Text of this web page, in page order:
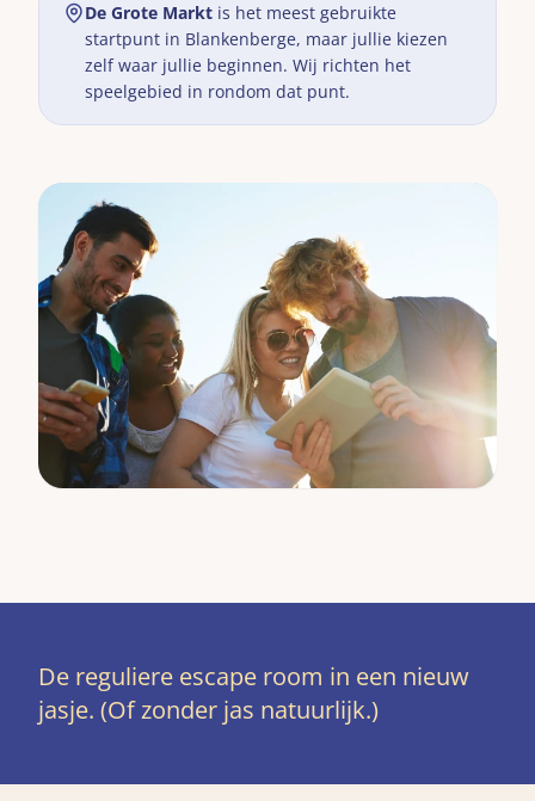
De Grote Markt is het meest gebruikte
startpunt in Blankenberge, maar jullie kiezen
zelf waar jullie beginnen. Wij richten het
speelgebied in rondom dat punt.
De reguliere escape room in een nieuw
jasje. (Of zonder jas natuurlijk.)